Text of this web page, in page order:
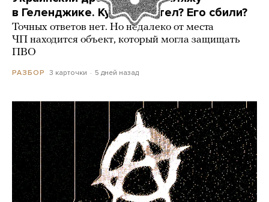
в Геленджике. Куда он летел? Его сбили?
Точных ответов нет. Но недалеко от места
ЧП находится объект, который могла защищать
ПВО
РАЗБОР 3 карточки 5 дней назад